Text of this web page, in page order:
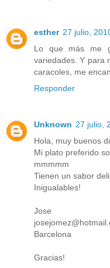
esther 27 julio,
Lo que más me
variedades. Y para
caracoles, me
Responder
Unknown 27 julio,
Hola, muy buenos
Mi plato preferido
mmmmm
Tienen un sabor
Inigualables!
Jose
Barcelona
Gracias!